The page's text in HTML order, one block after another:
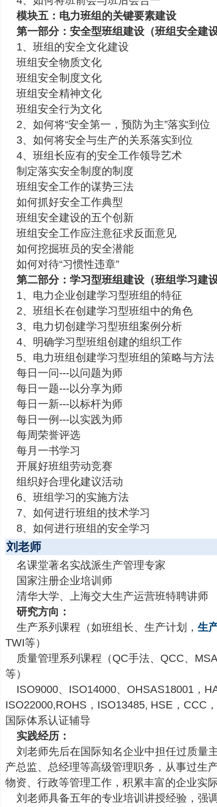
模块五：电力班组的关键要素建设
第一部分：安全型班组建设（班组安全建
1、班组的安全文化建设
班组安全物质文化
班组安全制度文化
班组安全精神文化
班组安全行为文化
2、如何将“安全第一，预防为主”落实到位
3、如何将安全与生产的关系落实到位
4、班组长应有的安全工作领导艺术
制定落实安全制度的制度
班组安全工作的谋势三法
如何抓好安全工作典型
班组安全建设的五个创新
班组安全工作应注意征求反面意见
如何挖掘班员的安全潜能
如何对待“习惯性违章”
第二部分：学习型班组建设（班组学习建
1、电力企业创建学习型班组的特征
2、班组长在创建学习型班组中的角色
3、电力切创建学习型班组案例分析
4、明确学习型班组创建的组织工作
5、电力班组创建学习型班组的策略与方法
每日一问---以问题为师
每日一题---以分享为师
每日一新---以标杆为师
每日一例---以实践为师
每周荣誉评选
每月一书学习
开展好班组劳动竞赛
组织好合理化建议活动
6、班组学习的实施方法
7、如何进行班组的技术学习
8、如何进行班组的安全学习
刘老师
名课堂著名实战派生产管理专家
国家注册企业培训师
清华大学、上海交大生产运营班特聘讲师
研究方向：
生产系列课程（如班组长、生产计划，生
TWI等）
质量管理系列课程（QC手法、QCC、
等）
ISO9000、ISO14000、OHSAS18001，
ISO22000,ROHS，ISO13485, HSE，CCC
国际体系认证辅导
实践经历：
刘老师先后在国际知名企业中担任过质量
产总监、总经理等高级管理职务，从事过生
物资、行政等管理工作，积累丰富的企业实
刘老师具备五年的专业培训讲授经验，强